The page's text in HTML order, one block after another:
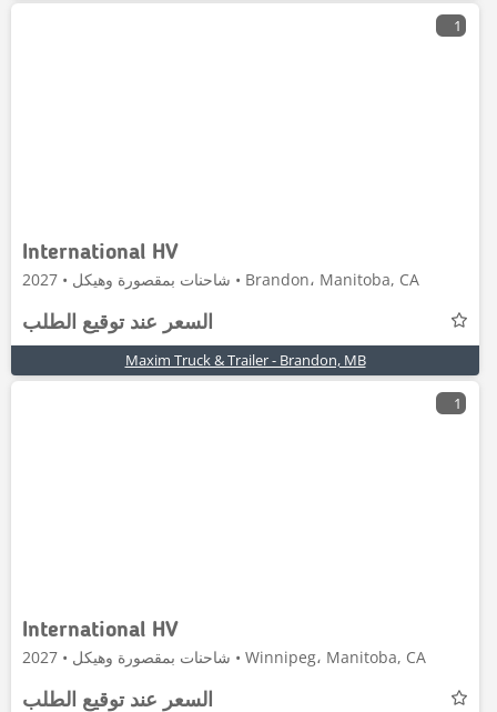
1
International HV
شاحنات بمقصورة وهيكل • 2027 • Brandon، Manitoba, CA
السعر عند توقيع الطلب
Maxim Truck & Trailer - Brandon, MB
1
International HV
شاحنات بمقصورة وهيكل • 2027 • Winnipeg، Manitoba, CA
السعر عند توقيع الطلب